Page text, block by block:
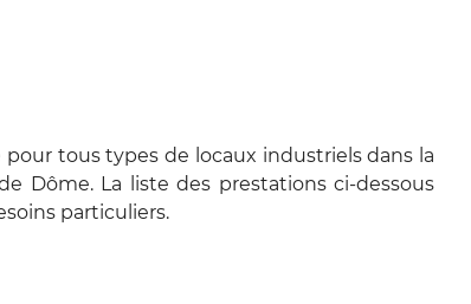
tous types de locaux industriels dans la
Dôme. La liste des prestations ci-dessous
particuliers.